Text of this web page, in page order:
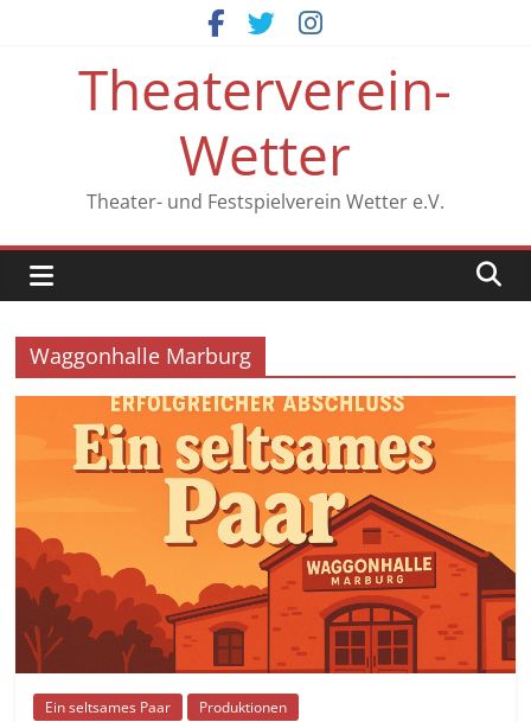
Theaterverein-
Wetter
Theater- und Festspielverein Wetter e.V.
Waggonhalle Marburg
Ein seltsames Paar Produktionen